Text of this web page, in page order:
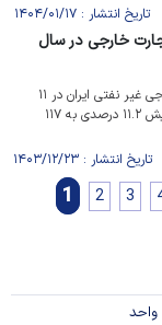
خارجی در سال
ویدیو/ تجارت خارجی غیر نفتی ایران در ۱۱
ماهه ۱۴۰۳ با افزایش ۱۱.۲ درصدی به ۱۱۷
1 2 3